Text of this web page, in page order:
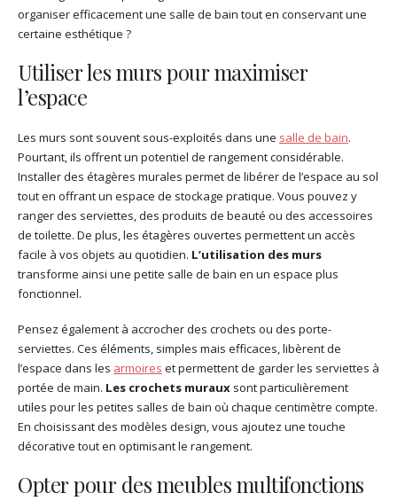
organiser efficacement une salle de bain tout en conservant une
certaine esthétique ?
Utiliser les murs pour maximiser
l’espace
Les murs sont souvent sous-exploités dans une salle de bain.
Pourtant, ils offrent un potentiel de rangement considérable.
Installer des étagères murales permet de libérer de l’espace au sol
tout en offrant un espace de stockage pratique. Vous pouvez y
ranger des serviettes, des produits de beauté ou des accessoires
de toilette. De plus, les étagères ouvertes permettent un accès
facile à vos objets au quotidien. L’utilisation des murs
transforme ainsi une petite salle de bain en un espace plus
fonctionnel.
Pensez également à accrocher des crochets ou des porte-
serviettes. Ces éléments, simples mais efficaces, libèrent de
l’espace dans les armoires et permettent de garder les serviettes à
portée de main. Les crochets muraux sont particulièrement
utiles pour les petites salles de bain où chaque centimètre compte.
En choisissant des modèles design, vous ajoutez une touche
décorative tout en optimisant le rangement.
Opter pour des meubles multifonctions